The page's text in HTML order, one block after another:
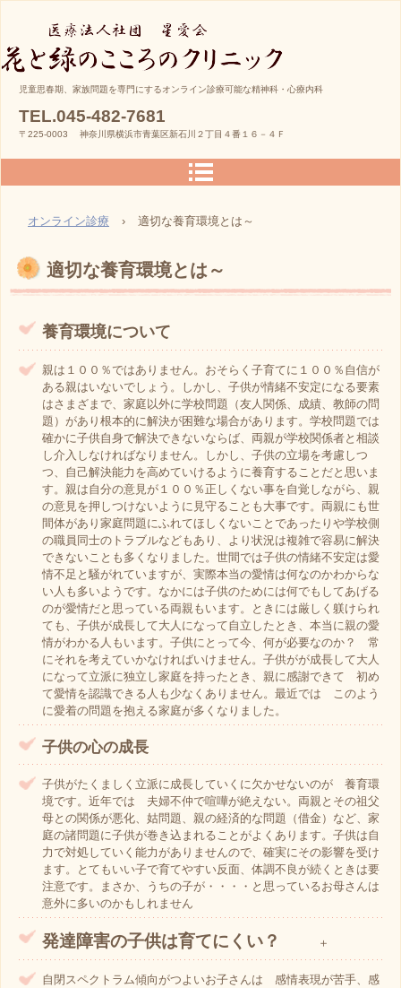
家族と子供の精神科・心療内科
クリニック
児童思春期、家族問題を専門にするオンライン診療可能な精神科・心療内科
TEL.045-482-7681
〒225-0003 神奈川県横浜市青葉区新石川２丁目４番１６－４Ｆ
オンライン診療 › 適切な養育環境とは～
適切な養育環境とは～
養育環境について
親は１００％ではありません。おそらく子育てに１００％自信が
ある親はいないでしょう。しかし、子供が情緒不安定になる要素
はさまざまで、家庭以外に学校問題（友人関係、成績、教師の問
題）があり根本的に解決が困難な場合があります。学校問題では
確かに子供自身で解決できないならば、両親が学校関係者と相談
し介入しなければなりません。しかし、子供の立場を考慮しつ
つ、自己解決能力を高めていけるように養育することだと思いま
す。親は自分の意見が１００％正しくない事を自覚しながら、親
の意見を押しつけないように見守ることも大事です。両親にも世
間体があり家庭問題にふれてほしくないことであったりや学校側
の職員同士のトラブルなどもあり、より状況は複雑で容易に解決
できないことも多くなりました。世間では子供の情緒不安定は愛
情不足と騒がれていますが、実際本当の愛情は何なのかわからな
い人も多いようです。なかには子供のためには何でもしてあげる
のが愛情だと思っている両親もいます。ときには厳しく躾けられ
ても、子供が成長して大人になって自立したとき、本当に親の愛
情がわかる人もいます。子供にとって今、何が必要なのか？ 常
にそれを考えていかなければいけません。子供がが成長して大人
になって立派に独立し家庭を持ったとき、親に感謝できて 初め
て愛情を認識できる人も少なくありません。最近では このよう
に愛着の問題を抱える家庭が多くなりました。
子供の心の成長
子供がたくましく立派に成長していくに欠かせないのが 養育環
境です。近年では 夫婦不仲で喧嘩が絶えない。両親とその祖父
母との関係が悪化、姑問題、親の経済的な問題（借金）など、家
庭の諸問題に子供が巻き込まれることがよくあります。子供は自
力で対処していく能力がありませんので、確実にその影響を受け
ます。とてもいい子で育てやすい反面、体調不良が続くときは要
注意です。まさか、うちの子が・・・・と思っているお母さんは
意外に多いのかもしれません
発達障害の子供は育てにくい？ ＋
自閉スペクトラム傾向がつよいお子さんは 感情表現が苦手、感